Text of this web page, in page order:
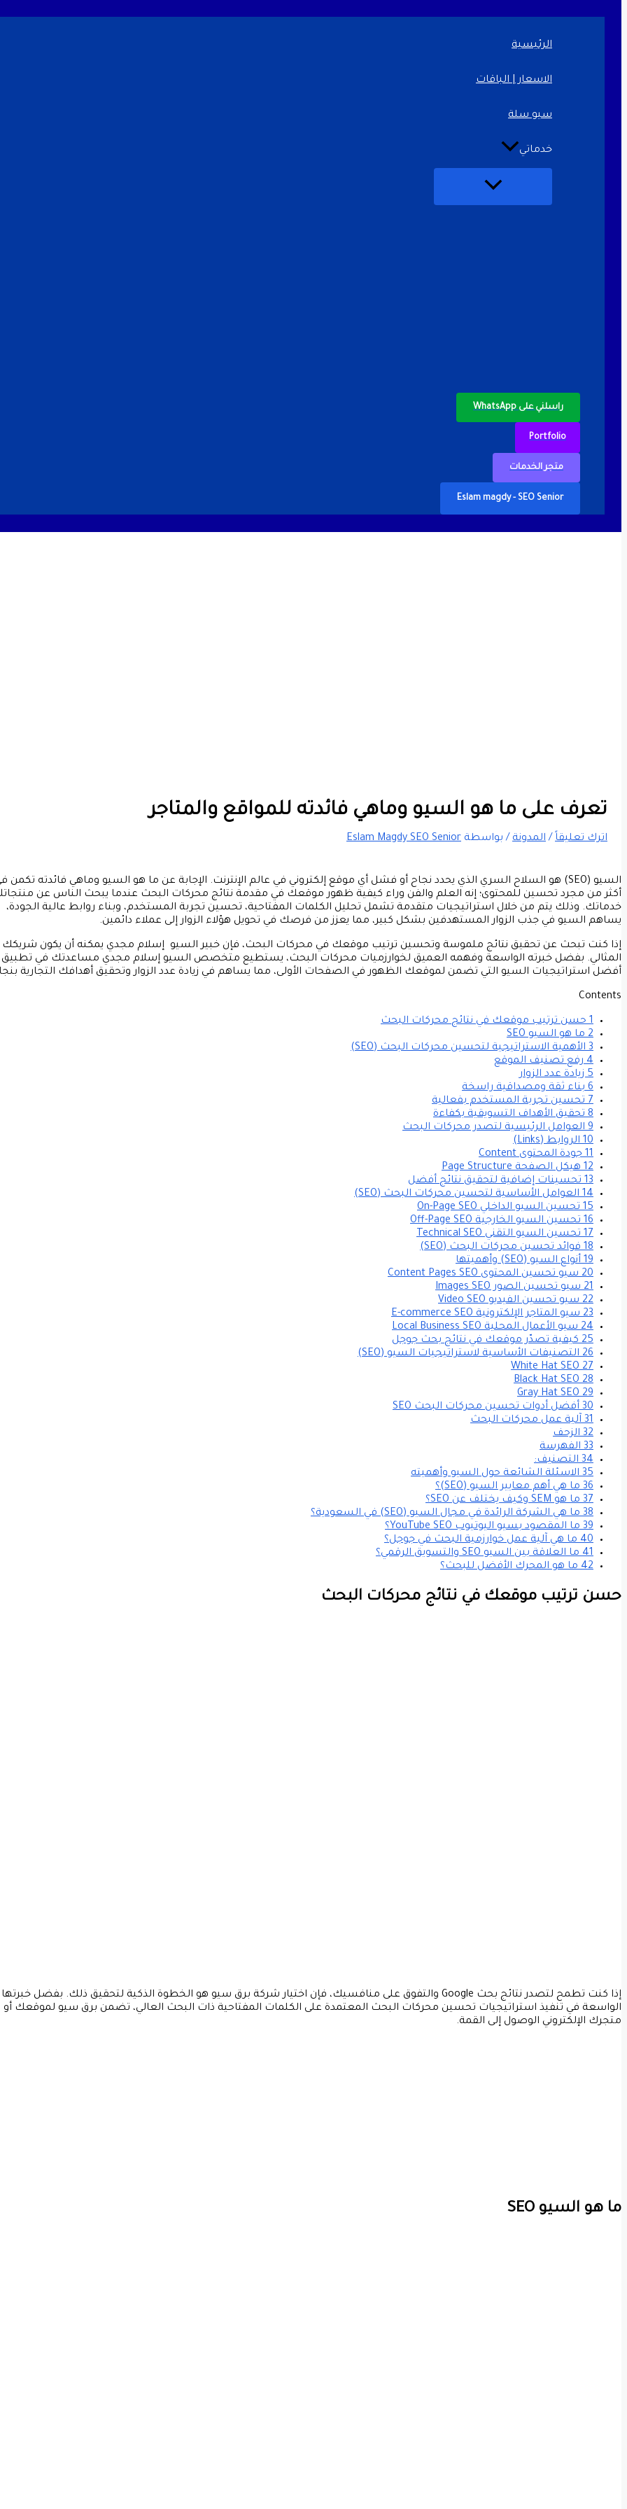
الرئيسية
الاسعار | الباقات
سيو سلة
خدماتي
راسلني على WhatsApp
Portfolio
متجر الخدمات
Eslam magdy - SEO Senior
تعرف على ما هو السيو وماهي فائدته للمواقع والمتاجر
اترك تعليقاً /المدونة / بواسطة Eslam Magdy SEO Senior
السيو (SEO) هو السلاح السري الذي يحدد نجاح أو فشل أي موقع إلكتروني في عالم الإنترنت. الإجابة عن
ما هو السيو وماهي فائدته تكمن
أكثر من مجرد تحسين للمحتوى؛ إنه العلم والفن وراء كيفية ظهور موقعك في مقدمة نتائج محركات البحث عندما يبحث الناس عن
خدماتك. وذلك يتم من خلال استراتيجيات متقدمة تشمل تحليل الكلمات المفتاحية، تحسين تجربة المستخدم، وبناء روابط عالية الجودة،
يساهم السيو في جذب الزوار المستهدفين بشكل كبير، مما يعزز من فرصك في تحويل هؤلاء الزوار إلى عملاء دائمين.
إذا كنت تبحث عن تحقيق نتائج ملموسة وتحسين ترتيب موقعك في محركات البحث، فإن خبير السيو إسلام مجدي يمكنه أن يكون شريكك
المثالي. بفضل خبرته الواسعة وفهمه العميق لخوارزميات محركات البحث، يستطيع متخصص السيو إسلام مجدي مساعدتك في تطبيق
أفضل استراتيجيات السيو التي تضمن لموقعك الظهور في الصفحات الأولى، مما يساهم في زيادة عدد الزوار وتحقيق أهدافك التجارية
Contents
1 حسن ترتيب موقعك في نتائج محركات البحث
2 ما هو السيو SEO
3 الأهمية الاستراتيجية لتحسين محركات البحث (SEO)
4 رفع تصنيف الموقع
5 زيادة عدد الزوار
6 بناء ثقة ومصداقية راسخة
7 تحسين تجربة المستخدم بفعالية
8 تحقيق الأهداف التسويقية بكفاءة
9 العوامل الرئيسية لتصدر محركات البحث
10 الروابط (Links)
11 جودة المحتوى Content
12 هيكل الصفحة Page Structure
13 تحسينات إضافية لتحقيق نتائج أفضل
14 العوامل الأساسية لتحسين محركات البحث (SEO)
15 تحسين السيو الداخلي On-Page SEO
16 تحسين السيو الخارجية Off-Page SEO
17 تحسين السيو التقني Technical SEO
18 فوائد تحسين محركات البحث (SEO)
19 أنواع السيو (SEO) وأهميتها
20 سيو تحسين المحتوى Content Pages SEO
21 سيو تحسين الصور Images SEO
22 سيو تحسين الفيديو Video SEO
23 سيو المتاجر الإلكترونية E-commerce SEO
24 سيو الأعمال المحلية Local Business SEO
25 كيفية تصدّر موقعك في نتائج بحث جوجل
26 التصنيفات الأساسية لاستراتيجيات السيو (SEO)
27 White Hat SEO
28 Black Hat SEO
29 Gray Hat SEO
30 أفضل أدوات تحسين محركات البحث SEO
31 آلية عمل محركات البحث
32 الزحف
33 الفهرسة
34 التصنيف:
35 الاسئلة الشائعة حول السيو وأهميته
36 ما هي أهم معايير السيو (SEO)؟
37 ما هو SEM وكيف يختلف عن SEO؟
38 ما هي الشركة الرائدة في مجال السيو (SEO) في السعودية؟
39 ما المقصود بسيو اليوتيوب YouTube SEO؟
40 ما هي آلية عمل خوارزمية البحث في جوجل؟
41 ما العلاقة بين السيو SEO والتسويق الرقمي؟
42 ما هو المحرك الأفضل للبحث؟
حسن ترتيب موقعك في نتائج محركات البحث
إذا كنت تطمح لتصدر نتائج بحث Google والتفوق على منافسيك، فإن اختيار شركة برق سيو هو الخطوة الذكية لتحقيق ذلك. بفضل خبرتها
الواسعة في تنفيذ استراتيجيات تحسين محركات البحث المعتمدة على الكلمات المفتاحية ذات البحث العالي، تضمن برق سيو لموقعك أو
متجرك الإلكتروني الوصول إلى القمة.
ما هو السيو SEO